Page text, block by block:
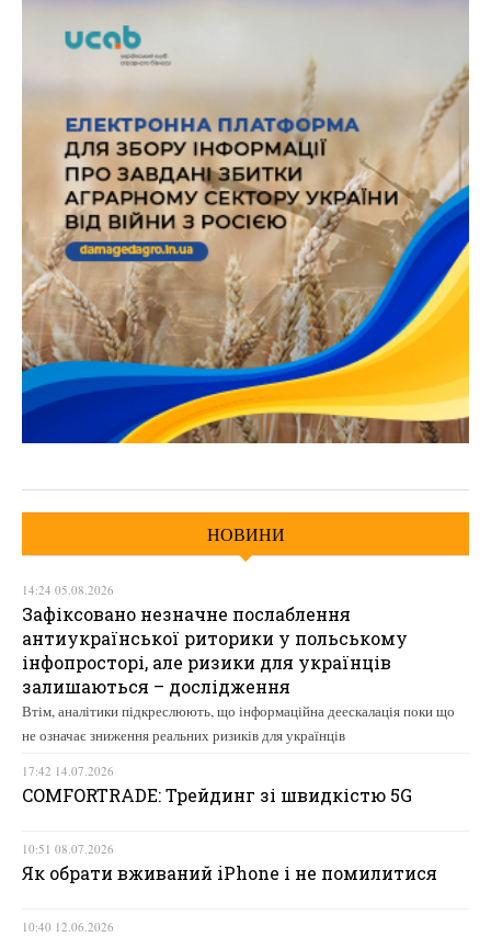
НОВИНИ
14:24 05.08.2026
Зафіксовано незначне послаблення
антиукраїнської риторики у польському
інфопросторі, але ризики для українців
залишаються – дослідження
Втім, аналітики підкреслюють, що інформаційна деескалація поки що
не означає зниження реальних ризиків для українців
17:42 14.07.2026
COMFORTRADE: Трейдинг зі швидкістю 5G
10:51 08.07.2026
Як обрати вживаний iPhone і не помилитися
10:40 12.06.2026